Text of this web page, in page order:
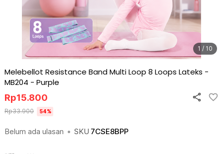
1 / 10
Melebellot Resistance Band Multi Loop 8 Loops Lateks -
MB204 - Purple
Belum ada ulasan • SKU 7CSE8BPP
Rp15.800
Rp33.900 54%